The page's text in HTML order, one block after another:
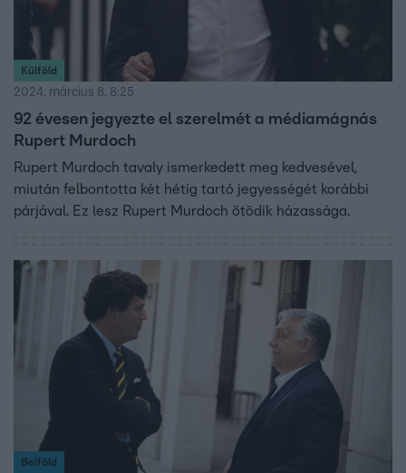
Külföld
2024. március 8. 8:25
92 évesen jegyezte el szerelmét a médiamágnás
Rupert Murdoch
Rupert Murdoch tavaly ismerkedett meg kedvesével,
miután felbontotta két hétig tartó jegyességét korábbi
párjával. Ez lesz Rupert Murdoch ötödik házassága.
Belföld